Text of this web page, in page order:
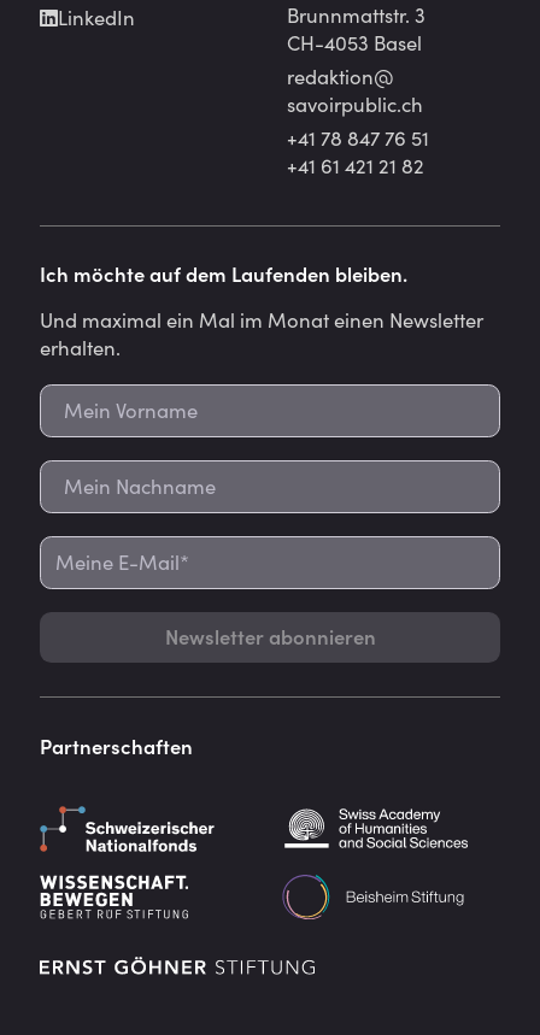
LinkedIn
Brunnmattstr. 3
CH-4053 Basel
redaktion@
savoirpublic.ch
+41 78 847 76 51
+41 61 421 21 82
Ich möchte auf dem Laufenden bleiben.
Und maximal ein Mal im Monat einen Newsletter
erhalten.
Newsletter abonnieren
Partnerschaften